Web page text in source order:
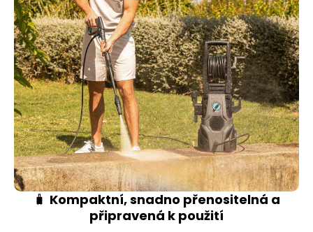
🧳 Kompaktní, snadno přenositelná a
připravená k použití